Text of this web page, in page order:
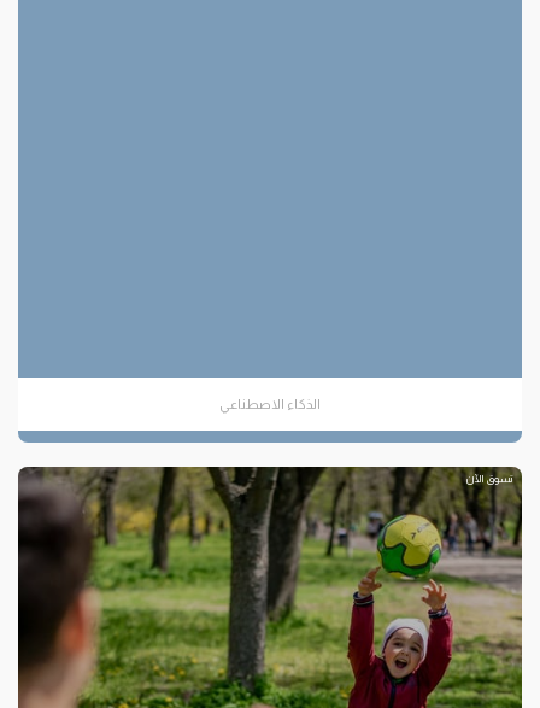
الذكاء الاصطناعي
تسوق الآن